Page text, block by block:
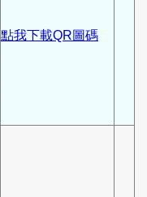
點我下載QR圖碼